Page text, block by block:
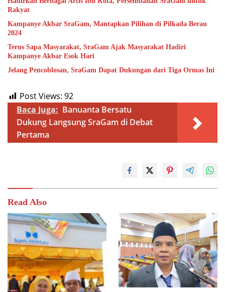
Rakyat
Kampanye Akbar SraGam, Mantapkan Pilihan di Pilkada Berau
2024
Terus Sapa Masyarakat, SraGam Ajak Masyarakat Hadiri
Kampanye Akbar Esok Hari
Jelang Pencoblosan, SraGam Dapat Dukungan dari Tiga Ormas Ini
Post Views: 92
Baca Juga: Banuanta Bersatu
Dukung Langsung SraGam di Debat
Pertama
Read Also